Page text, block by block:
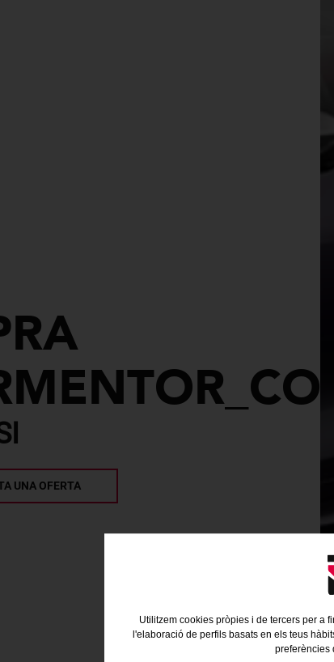
UNA OFERTA
Utilitzem cookies pròpies i de tercers per a
l'elaboració de perfils basats en els teus
preferències